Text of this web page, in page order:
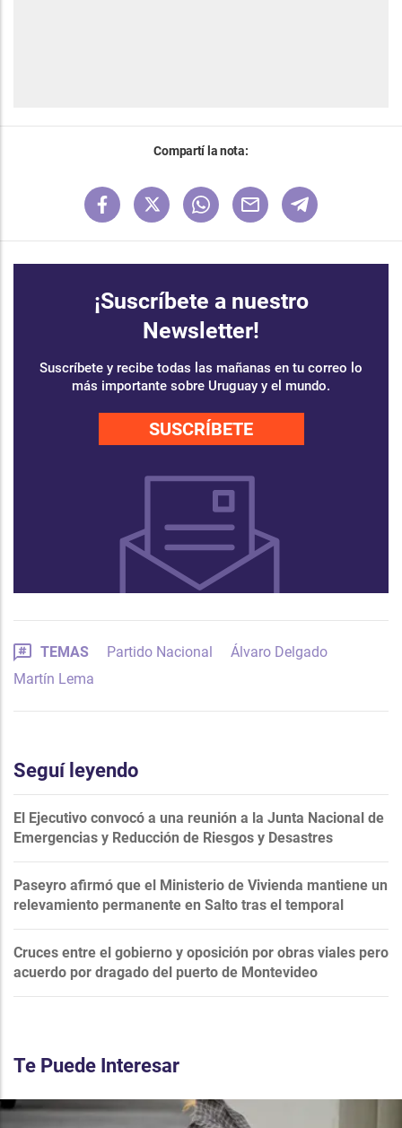
Compartí la nota:
¡Suscríbete a nuestro
Newsletter!
Suscríbete y recibe todas las mañanas en tu correo lo
más importante sobre Uruguay y el mundo.
SUSCRÍBETE
TEMAS Partido Nacional
Álvaro Delgado
Martín Lema
Seguí leyendo
El Ejecutivo convocó a una reunión a la Junta Nacional de
Emergencias y Reducción de Riesgos y Desastres
Paseyro afirmó que el Ministerio de Vivienda mantiene un
relevamiento permanente en Salto tras el temporal
Cruces entre el gobierno y oposición por obras viales pero
acuerdo por dragado del puerto de Montevideo
Te Puede Interesar